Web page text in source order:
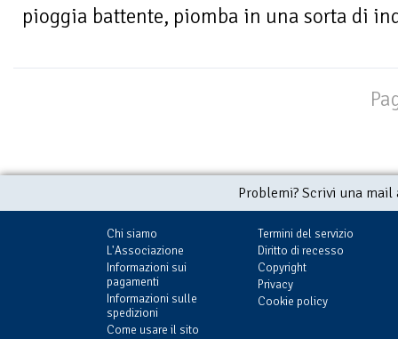
pioggia battente, piomba in una sorta di
Problemi? Scrivi una
Chi siamo
L'Associazione
Informazioni sui
pagamenti
Informazioni sulle
spedizioni
Come usare il sito
Termini del servizio
Diritto di recesso
Copyright
Privacy
Cookie policy